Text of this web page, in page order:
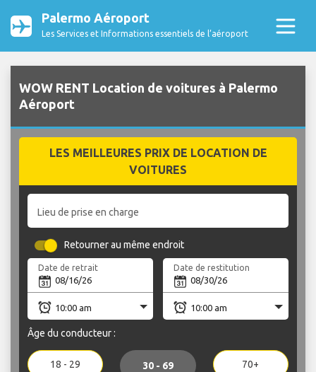
Palermo Aéroport
Les Services et Informations essentiels de l’aéroport
WOW RENT Location de voitures à Palermo
Aéroport
LES MEILLEURES PRIX DE LOCATION DE
VOITURES
Lieu de prise en charge
Retourner au même endroit
Date de retrait Date de restitution
Âge du conducteur :
18 - 29 30 - 69 70+